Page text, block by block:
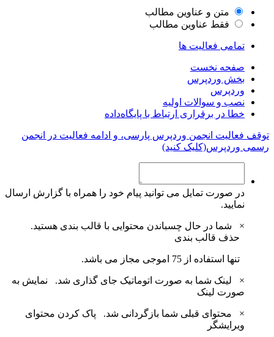
متن و عناوین مطالب
فقط عناوین مطالب
تمامی فعالیت ها
صفحه نخست
بخش وردپرس
وردپرس
نصب و سوالات اولیه
خطا در برقراری ارتباط با پایگاه‌داده
توقف فعالیت انجمن وردپرس پارسی، و ادامه فعالیت در انجمن
رسمی وردپرس(کلیک کنید)
در صورت تمایل می توانید پیام خود را همراه با گزارش ارسال
نمایید.
×
شما در حال چسباندن محتوایی با قالب بندی هستید.
حذف قالب بندی
تنها استفاده از 75 اموجی مجاز می باشد.
× لینک شما به صورت اتوماتیک جای گذاری شد. نمایش به
صورت لینک
× محتوای قبلی شما بازگردانی شد. پاک کردن محتوای
ویرایشگر